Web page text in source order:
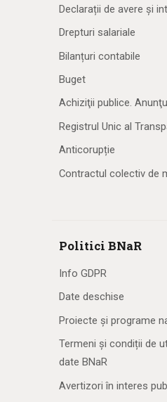
Declarații de avere și
Drepturi salariale
Bilanțuri contabile
Buget
Achiziţii publice.
Registrul Unic al
Anticorupție
Contractul colectiv de
Politici BNaR
Info GDPR
Date deschise
Proiecte și programe
Termeni și condiții de
date BNaR
Avertizori în interes